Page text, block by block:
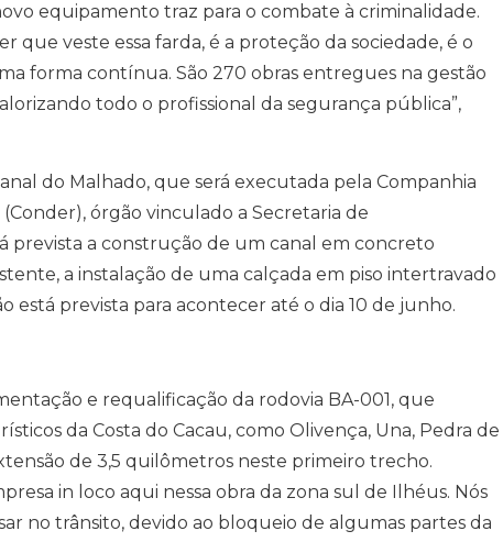
equipamento traz para o combate à criminalidade.
que veste essa farda, é a proteção da sociedade, é o
forma contínua. São 270 obras entregues na gestão
todo o profissional da segurança pública”,
do Malhado, que será executada pela Companhia
órgão vinculado a Secretaria de
prevista a construção de um canal em concreto
a instalação de uma calçada em piso intertravado
está prevista para acontecer até o dia 10 de junho.
e requalificação da rodovia BA-001, que
da Costa do Cacau, como Olivença, Una, Pedra de
de 3,5 quilômetros neste primeiro trecho.
in loco aqui nessa obra da zona sul de Ilhéus. Nós
no trânsito, devido ao bloqueio de algumas partes da